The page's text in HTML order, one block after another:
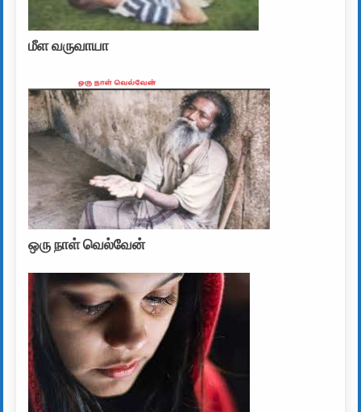
மீள வருவாயா
ஒரு நாள் வெல்வேன்